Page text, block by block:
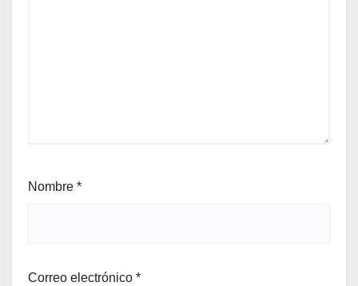
Nombre *
Correo electrónico *